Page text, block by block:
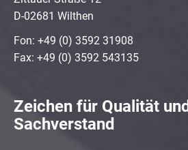
D-02681 Wilthen
Fon: +49 (0) 3592 31908
Fax: +49 (0) 3592 543135
Zeichen für Qualität und
Sachverstand